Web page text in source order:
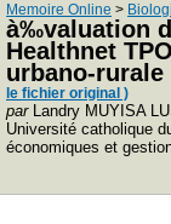
Memoire Online >
à‰valuation
Healthnet
urbano-rurale
le fichier original )
parLandry MUYISA
Université catholique
économiques et